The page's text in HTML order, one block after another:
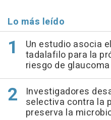
Lo más leído
Un estudio asocia
tadalafilo para la
riesgo de glaucoma
Investigadores
selectiva contra la
preserva la